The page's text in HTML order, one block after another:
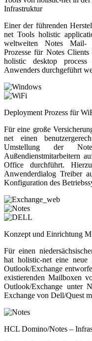
Infrastruktur
Einer der führenden
net Tools holistic
weltweiten Notes Mail-
Prozesse für Notes
holistic desktop
Anwenders durchgeführt
Deployment Prozess für
Für eine große
net einen
Umstellung der
Außendienstmitarbeitern
Office durchführt.
Anwenderdialog Treiber
Konfiguration des
Konzept und Einrichtung
Für einen
hat holistic-net eine
Outlook/Exchange
existierenden Mailboxen
Outlook/Exchange unter
Exchange von Dell/Quest
HCL Domino/Notes –